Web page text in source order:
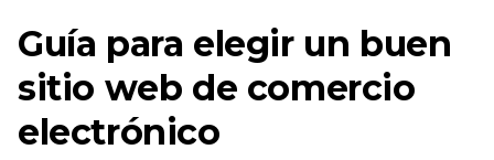
Guía para elegir un buen
sitio web de comercio
electrónico